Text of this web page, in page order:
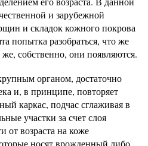
и зарубежной
и складок кожного покрова
попытка разобраться, что же
собственно, они появляются.
органом, достаточно
и, в принципе, повторяет
каркас, подчас сглаживая в
участки за счет слоя
от возраста на коже
носят врожденный либо